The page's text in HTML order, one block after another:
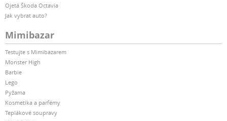
Ojetá Škoda Octavia
Jak vybrat auto?
Mimibazar
Testujte s Mimibazarem
Monster High
Barbie
Lego
Pyžama
Kosmetika a parfémy
Teplákové soupravy